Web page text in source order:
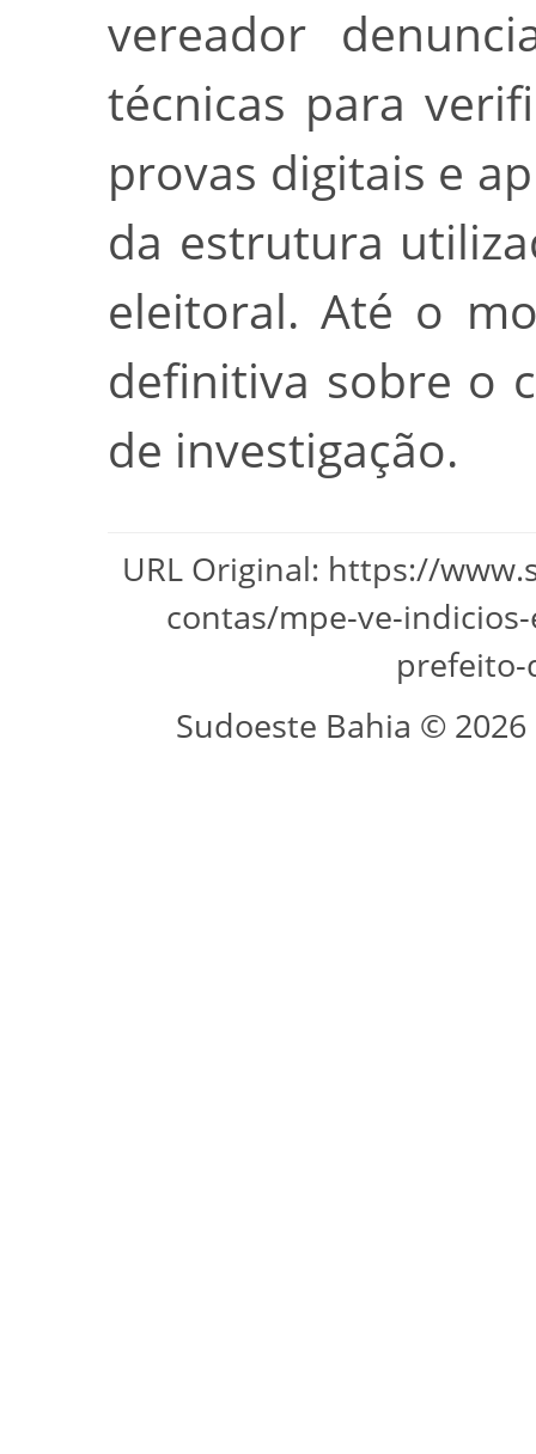
vereador
técnicas para
provas digitais e
da estrutura
eleitoral. Até o
definitiva sobre o
de investigação.
URL Original: https://
contas/mpe-ve-
prefeito-
Sudoeste Bahia ©